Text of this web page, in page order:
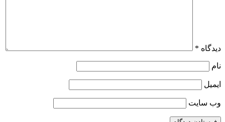
دیدگاه *
نام
ایمیل
وب‌ سایت